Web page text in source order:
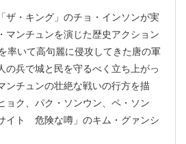
・キング」のチョ・インソンが実
マンチュンを演じた歴史アクション
率いて高句麗に侵攻してきた唐の軍
の兵で城と民を守るべく立ち上がっ
ンチュンの壮絶な戦いの行方を描
ョク、パク・ソンウン、ペ・ソン
イト 危険な噂」のキム・グァンシ